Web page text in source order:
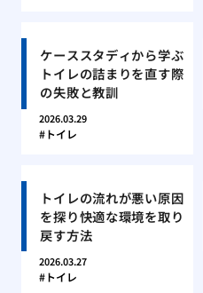
ケーススタディから学ぶ
トイレの詰まりを直す際
の失敗と教訓
2026.03.29
トイレ
トイレの流れが悪い原因
を探り快適な環境を取り
戻す方法
2026.03.27
トイレ